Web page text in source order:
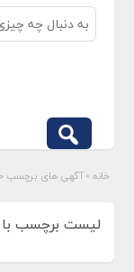
خانه » آگهی های برچسب
لیست برچسب با